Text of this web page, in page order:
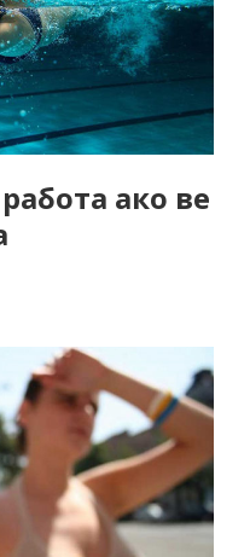
ако ве